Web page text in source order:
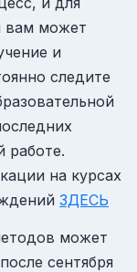
вам может
и
следите
работе.
на курсах
ЗДЕСЬ
может
сентября